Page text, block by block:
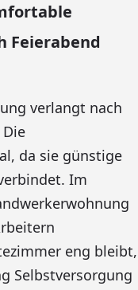
Feierabend
verlangt nach
da sie günstige
Im
eng bleibt,
Selbstversorgung